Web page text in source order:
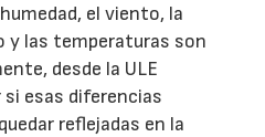
el viento, la
y las temperaturas son
desde la ULE
esas diferencias
reflejadas en la